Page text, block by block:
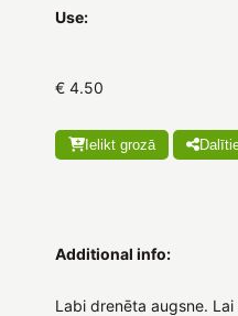
Use:
€ 4.50
Ielikt grozā
Additional info:
Labi drenēta augsne.